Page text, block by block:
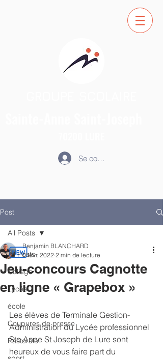
Se connecter
Post
All Posts
Collège
Lycée
école
Coupures de presse
Pastorale
All Posts
Jeu-concours Cagnotte
en ligne « Grapebox »
Benjamin BLANCHARD
6 févr. 2022 2 min de lecture
Les élèves de Terminale Gestion-
Administration du Lycée professionnel
Ste Anne St Joseph de Lure sont
heureux de vous faire part du